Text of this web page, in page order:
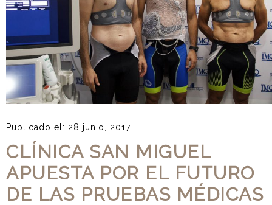
Publicado el: 28 junio, 2017
CLÍNICA SAN MIGUEL
APUESTA POR EL FUTURO
DE LAS PRUEBAS MÉDICAS